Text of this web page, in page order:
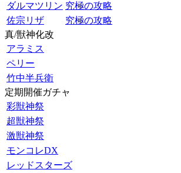
ダルマツリン 究極の攻略
佐宗リザ
究極の攻略
真/獣神化改
アラミス
ペリー
竹中半兵衛
定期開催ガチャ
彩獣神祭
超獣神祭
激獣神祭
モンコレDX
レッドスターズ